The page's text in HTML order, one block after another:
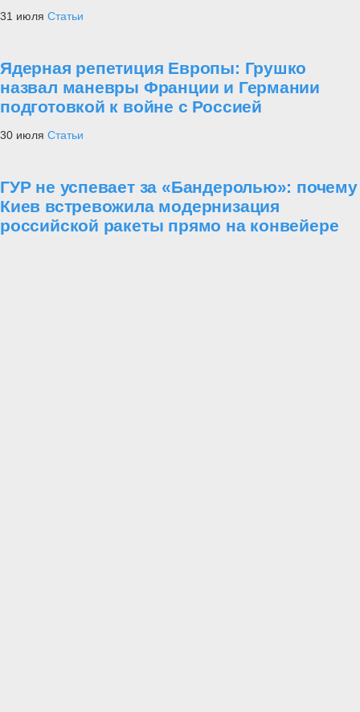
31 июля Статьи
Ядерная репетиция Европы: Грушко
назвал маневры Франции и Германии
подготовкой к войне с Россией
30 июля Статьи
ГУР не успевает за «Бандеролью»: почему
Киев встревожила модернизация
российской ракеты прямо на конвейере